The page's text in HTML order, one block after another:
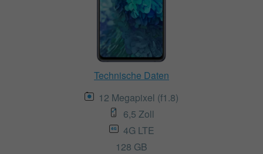
Technische Daten
12 Megapixel (f1.8)
6,5 Zoll
4G LTE
128 GB